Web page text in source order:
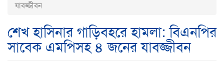
যাবজ্জীবন
শেখ হাসিনার গাড়িবহরে হামলা: বিএনপির
সাবেক এমপিসহ ৪ জনের যাবজ্জীবন